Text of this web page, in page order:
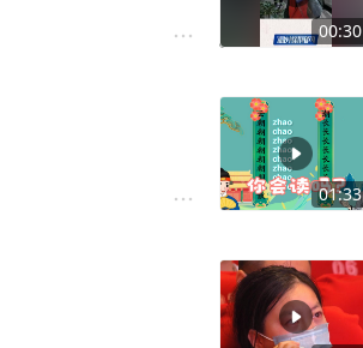
00:30
01:33